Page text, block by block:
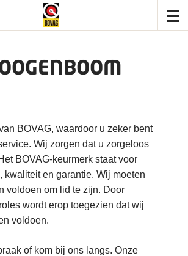
BOVAG, waardoor u zeker bent
Wij zorgen dat u zorgeloos
BOVAG-keurmerk staat voor
kwaliteit en garantie. Wij moeten
voldoen om lid te zijn. Door
wordt erop toegezien dat wij
voldoen.
of kom bij ons langs. Onze